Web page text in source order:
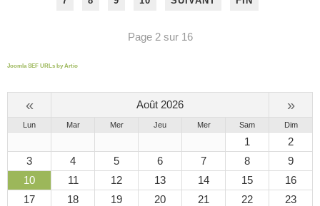
Page 2 sur 16
Joomla SEF URLs by Artio
« Août 2026 »
Lun Mar Mer Jeu Mer Sam Dim
1
2
3
4 5 6 7 8
9
10
11 12 13 14 15
16
17
18 19 20 21 22
23